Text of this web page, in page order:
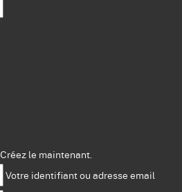
Créez le maintenant.
Votre identifiant ou adresse email